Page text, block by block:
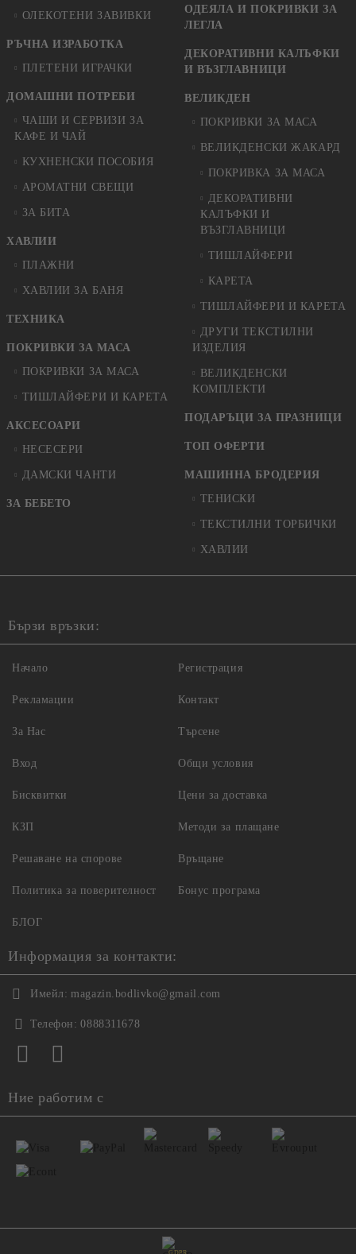
ОЛЕКОТЕНИ ЗАВИВКИ
РЪЧНА ИЗРАБОТКА
ПЛЕТЕНИ ИГРАЧКИ
ДОМАШНИ ПОТРЕБИ
ЧАШИ И СЕРВИЗИ ЗА
КАФЕ И ЧАЙ
КУХНЕНСКИ ПОСОБИЯ
АРОМАТНИ СВЕЩИ
ЗА БИТА
ХАВЛИИ
ПЛАЖНИ
ХАВЛИИ ЗА БАНЯ
ТЕХНИКА
ПОКРИВКИ ЗА МАСА
ПОКРИВКИ ЗА МАСА
ТИШЛАЙФЕРИ И КАРЕТА
АКСЕСОАРИ
НЕСЕСЕРИ
ДАМСКИ ЧАНТИ
ЗА БЕБЕТО
ОДЕЯЛА И ПОКРИВКИ ЗА
ЛЕГЛА
ДЕКОРАТИВНИ КАЛЪФКИ
И ВЪЗГЛАВНИЦИ
ВЕЛИКДЕН
ПОКРИВКИ ЗА МАСА
ВЕЛИКДЕНСКИ ЖАКАРД
ПОКРИВКА ЗА МАСА
ДЕКОРАТИВНИ
КАЛЪФКИ И
ВЪЗГЛАВНИЦИ
ТИШЛАЙФЕРИ
КАРЕТА
ТИШЛАЙФЕРИ И КАРЕТА
ДРУГИ ТЕКСТИЛНИ
ИЗДЕЛИЯ
ВЕЛИКДЕНСКИ
КОМПЛЕКТИ
ПОДАРЪЦИ ЗА ПРАЗНИЦИ
ТОП ОФЕРТИ
МАШИННА БРОДЕРИЯ
ТЕНИСКИ
ТЕКСТИЛНИ ТОРБИЧКИ
ХАВЛИИ
Бързи връзки:
Начало
Рекламации
За Нас
Вход
Регистрация
Контакт
Търсене
Общи условия
Бисквитки
КЗП
Решаване на спорове
Политика за поверителност
Цени за доставка
Методи за плащане
Връщане
Бонус програма
БЛОГ
Информация за контакти:
Имейл: magazin.bodlivko@gmail.com
Телефон: 0888311678
Ние работим с
GDPR